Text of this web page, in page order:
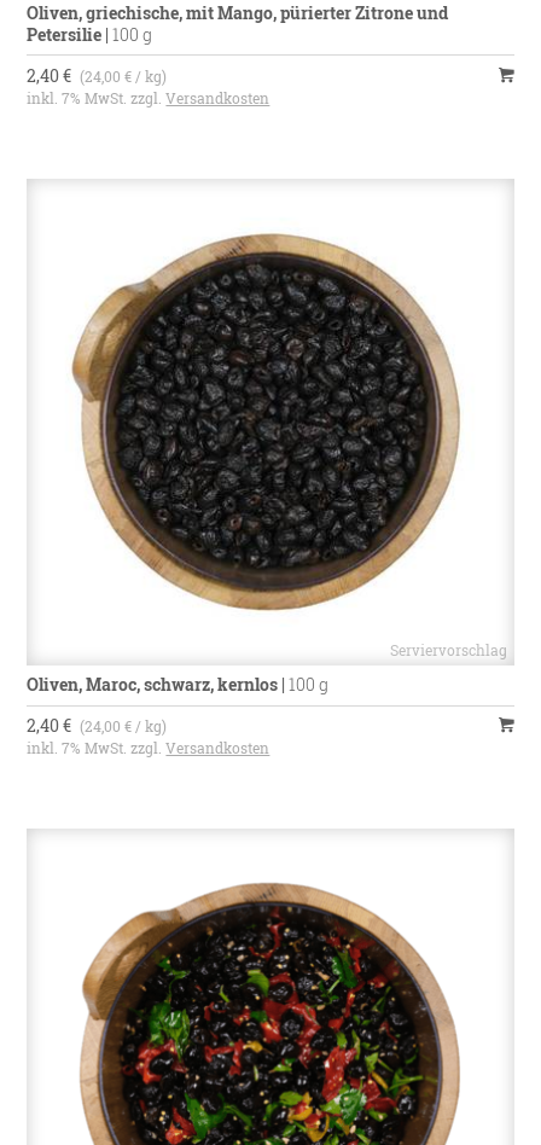
Oliven, griechische, mit Mango, pürierter Zitrone und
Petersilie |100 g
2,40 € (24,00 € / kg)
inkl. 7% MwSt. zzgl.Versandkosten
Oliven, Maroc, schwarz, kernlos |100 g
2,40 € (24,00 € / kg)
inkl. 7% MwSt. zzgl.Versandkosten